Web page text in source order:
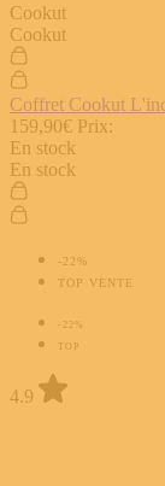
Cookut
Cookut
Coffret Cookut
159,90€ Prix:
En stock
En stock
-22%
TOP VENTE
-22%
TOP
4.9